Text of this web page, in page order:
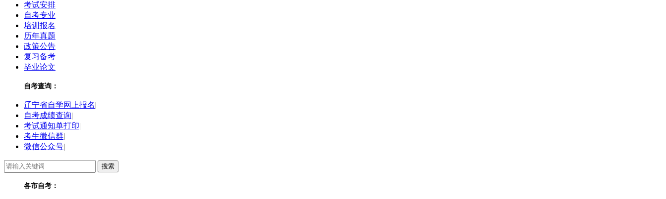
考试安排
自考专业
培训报名
历年真题
政策公告
复习备考
毕业论文
自考查询：
辽宁省自学网上报名|
自考成绩查询|
考试通知单打印|
考生微信群|
微信公众号|
各市自考：